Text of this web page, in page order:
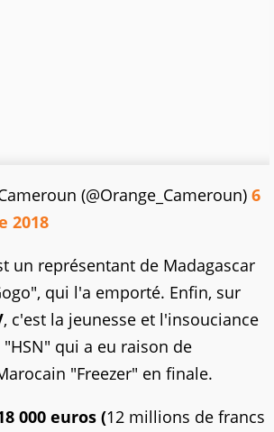
(@Orange_Cameroun) 6
2018
un représentant de Madagascar
qui l'a emporté. Enfin, sur
, c'est la jeunesse et l'insouciance
qui a eu raison de
"Freezer" en finale.
000 euros (12 millions de francs